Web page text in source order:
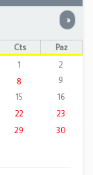
»
Cts
Paz
1
2
8
9
15
16
22
23
29
30